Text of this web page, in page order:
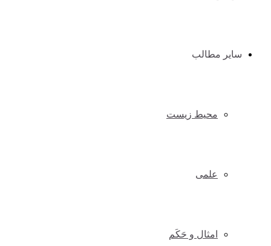
سایر مطالب
محیط زیست
علمی
امثال و حَکَم